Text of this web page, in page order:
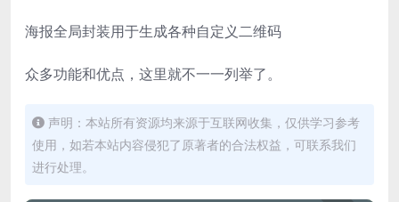
海报全局封装用于生成各种自定义二维码
众多功能和优点，这里就不一一列举了。
声明：本站所有资源均来源于互联网收集，仅供学习参考
使用，如若本站内容侵犯了原著者的合法权益，可联系我们
进行处理。